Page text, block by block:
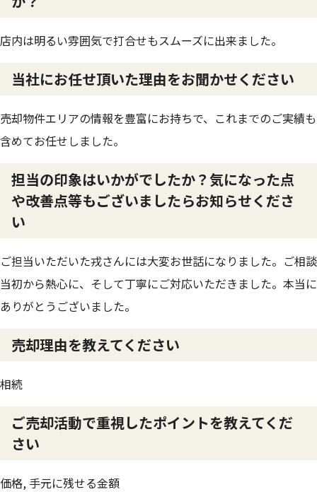
店内は明るい雰囲気で打合せもスムーズに出来ました。
当社にお任せ頂いた理由をお聞かせください
売却物件エリアの情報を豊富にお持ちで、これまでのご実績も
含めてお任せしました。
担当の印象はいかがでしたか？気になった点
や改善点等もございましたらお知らせくださ
い
ご担当いただいた戎さんには大変お世話になりました。ご相談
当初から熱心に、そして丁寧にご対応いただきました。本当に
ありがとうございました。
売却理由を教えてください
相続
ご売却活動で重視したポイントを教えてくだ
さい
価格, 手元に残せる金額